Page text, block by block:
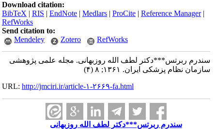
Download citation:
BibTeX |RIS |EndNote |Medlars |ProCite |Reference Manager
RefWorks
Send citation to:
Mendeley
Zotero RefWorks
سندرم ربرتس***دکتر لطف الله روزبهانی. مجله علمی پژوهشی
سازمان نظام پزشکی ایران. ۱۳۶۱; ۸ (۴)
URL:http://jmciri.ir/article-۱-۲۶۶۹-fa.html
سندرم ربرتس***دکتر لطف الله روزبهانی